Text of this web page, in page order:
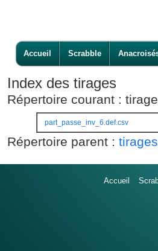
Accueil Scrabble
Index des tirages
Répertoire courant :
part_passe_inv_6.def.csv
Répertoire parent :
Accueil